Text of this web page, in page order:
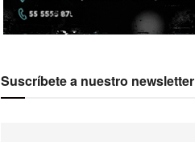
Suscríbete a nuestro newsletter